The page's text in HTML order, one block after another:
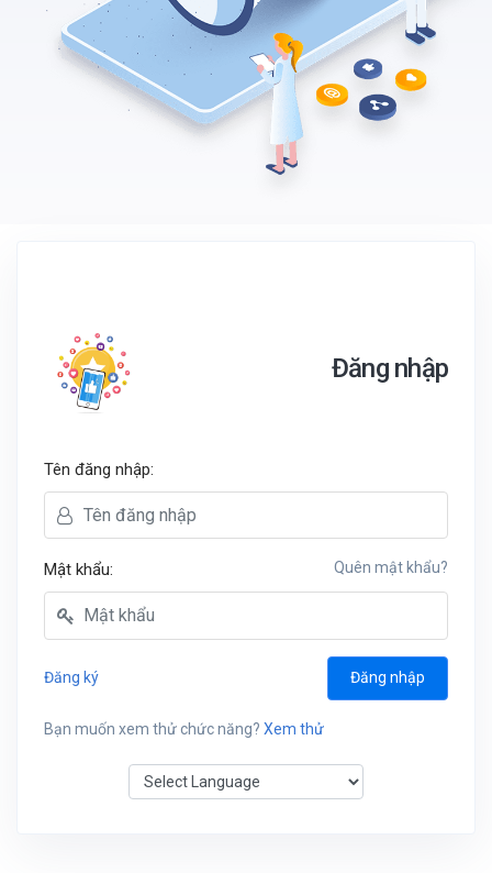
Đăng nhập
Tên đăng nhập:
Mật khẩu: Quên mật khẩu?
Đăng ký Đăng nhập
Bạn muốn xem thử chức năng? Xem thử
Powered by